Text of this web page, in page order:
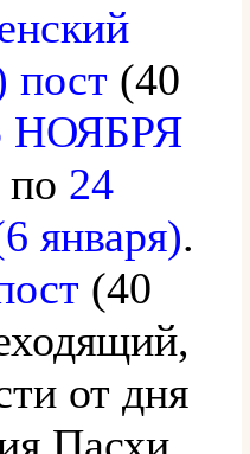
пост (40
НОЯБРЯ
по 24
января).
(40
от дня